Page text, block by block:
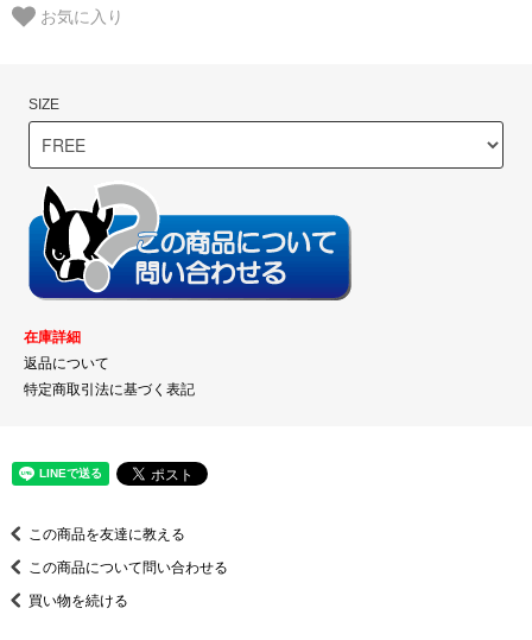
お気に入り
SIZE
在庫詳細
返品について
特定商取引法に基づく表記
この商品を友達に教える
この商品について問い合わせる
買い物を続ける